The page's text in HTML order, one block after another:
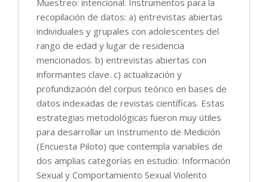
recopilación de datos: a) entrevistas abiertas
individuales y grupales con adolescentes del
rango de edad y lugar de residencia
mencionados. b) entrevistas abiertas con
informantes clave. c) actualización y
profundización del corpus teórico en bases de
datos indexadas de revistas científicas. Estas
estrategias metodológicas fueron muy útiles
para desarrollar un Instrumento de Medición
(Encuesta Piloto) que contempla variables de
dos amplias categorías en estudio: Información
Sexual y Comportamiento Sexual Violento